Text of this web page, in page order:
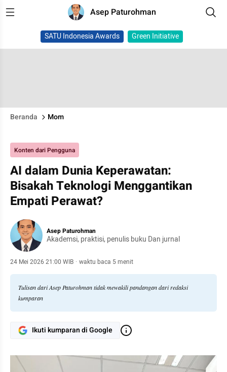
Asep Paturohman
SATU Indonesia Awards Green Initiative
Beranda Mom
Konten dari Pengguna
AI dalam Dunia Keperawatan:
Bisakah Teknologi Menggantikan
Empati Perawat?
Asep Paturohman
Akademsi, praktisi, penulis buku Dan jurnal
24 Mei 2026 21:00 WIB · waktu baca 5 menit
Tulisan dari Asep Paturohman tidak mewakili pandangan dari redaksi
kumparan
Ikuti kumparan di Google